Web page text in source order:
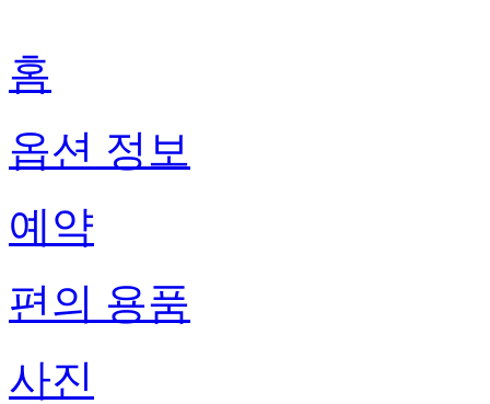
홈
옵션 정보
예약
편의 용품
사진